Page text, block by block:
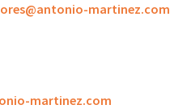
martinez.com
martinez.com